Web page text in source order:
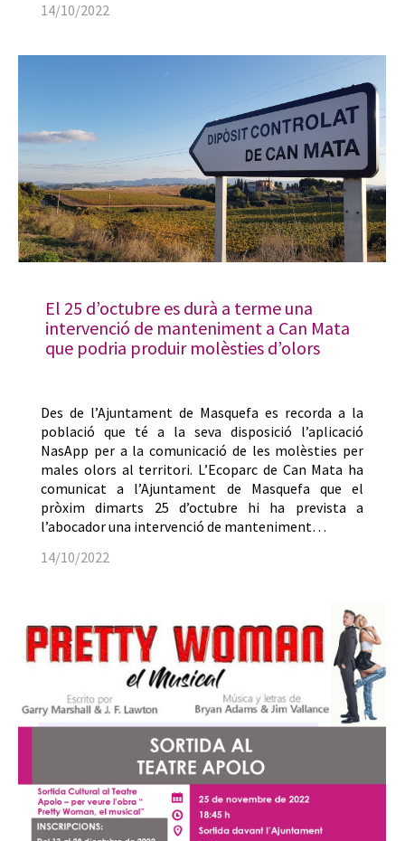
14/10/2022
El 25 d’octubre es durà a terme una
intervenció de manteniment a Can Mata
que podria produir molèsties d’olors
Des de l’Ajuntament de Masquefa es recorda a la
població que té a la seva disposició l’aplicació
NasApp per a la comunicació de les molèsties per
males olors al territori. L’Ecoparc de Can Mata ha
comunicat a l’Ajuntament de Masquefa que el
pròxim dimarts 25 d’octubre hi ha prevista a
l’abocador una intervenció de manteniment…
14/10/2022